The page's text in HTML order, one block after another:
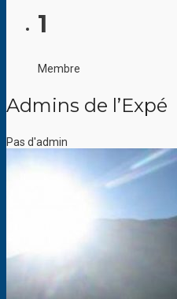
1
Membre
Admins de l’Expé
Pas d'admin